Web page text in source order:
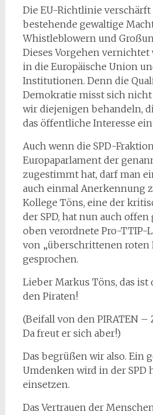
Die EU-Richtlinie verschärft
bestehende gewaltige
Whistleblowern und
Dieses Vorgehen vernichtet
in die Europäische Union
Institutionen. Denn die
Demokratie misst sich
wir diejenigen behandeln,
das öffentliche Interesse
Auch wenn die SPD-
Europaparlament der
zugestimmt hat, darf man
auch einmal Anerkennung
Kollege Töns, eine der
der SPD, hat nun auch
oben verordnete Pro-
von „überschrittenen roten
gesprochen.
Lieber Markus Töns, das ist
den Piraten!
(Beifall von den PIRATEN –
Da freut er sich aber!)
Das begrüßen wir also. Ein
Umdenken wird in der SPD
einsetzen.
Das Vertrauen der